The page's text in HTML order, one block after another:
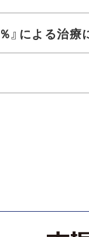
』による治療